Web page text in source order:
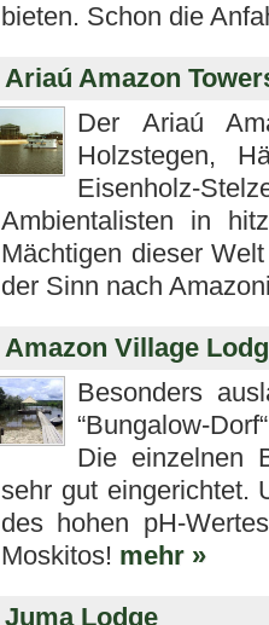
bieten. Schon die
Ariaú Amazon
Der Ariaú
Holzstegen,
Eisenholz-
Ambientalisten in
Mächtigen dieser
der Sinn nach
Amazon Village
Besonders
“Bungalow-
Die einzelnen
sehr gut eingerichtet.
des hohen pH-
Moskitos! mehr »
Juma Lodge